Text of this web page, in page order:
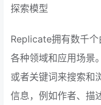
探索模型
Replicate拥有数千
各种领域和应用场景
或者关键词来搜索和
信息，例如作者、描